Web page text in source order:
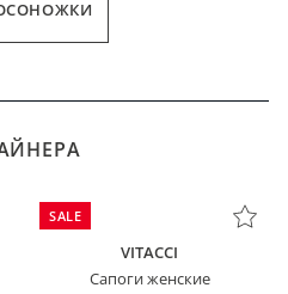
SALE
VITACCI
Сапоги женские